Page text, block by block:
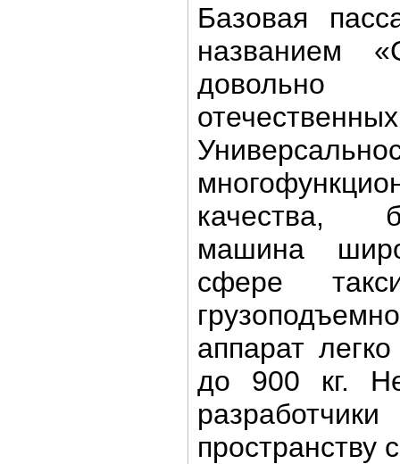
Базовая
названием
качества,
машина
сфере
аппарат
до 900 кг.
пространству